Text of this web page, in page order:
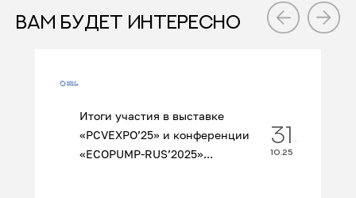
ВАМ БУДЕТ ИНТЕРЕСНО
Итоги участия в выставке
«PCVEXPO’25» и конференции
«ECOPUMP‑RUS’2025»...
31
10.25